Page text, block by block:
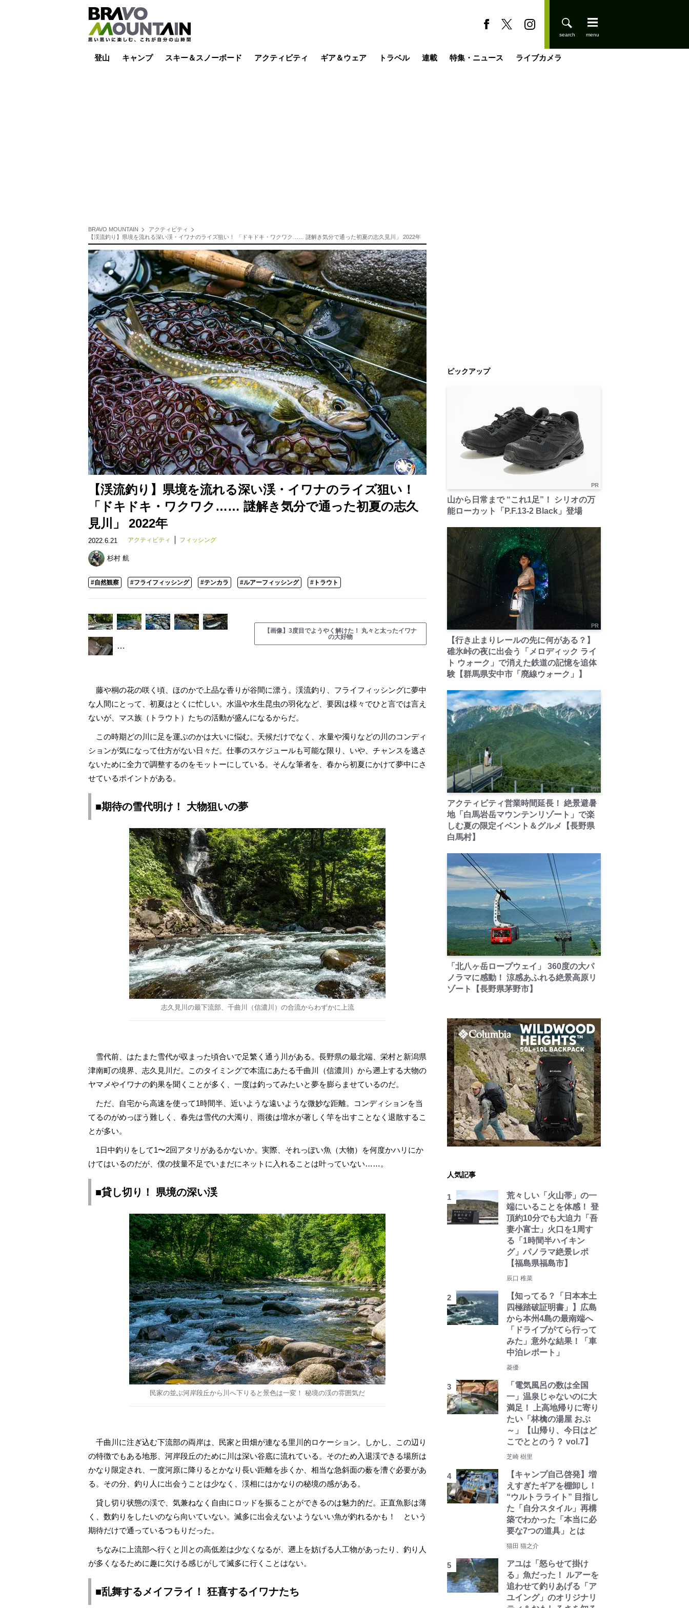
登山 キャンプ スキー＆スノーボード アクティビティ ギア＆ウェア トラベル 連載 特集・ニュース ライブカメラ
BRAVO MOUNTAIN
アクティビティ
【渓流釣り】県境を流れる深い渓・イワナのライズ狙い！ 「ドキドキ・ワクワク…… 謎解き気分で通った初夏の志久見川」 2022年
【渓流釣り】県境を流れる深い渓・イワナのライズ狙い！
「ドキドキ・ワクワク…… 謎解き気分で通った初夏の志久
見川」 2022年
2022.6.21 アクティビティ フィッシング
杉村 航
#自然観察 #フライフィッシング #テンカラ #ルアーフィッシング #トラウト
…
【画像】3度目でようやく解けた！ 丸々と太ったイワナ
の大好物
藤や桐の花の咲く頃、ほのかで上品な香りが谷間に漂う。渓流釣り、フライフィッシングに夢中
な人間にとって、初夏はとくに忙しい。水温や水生昆虫の羽化など、要因は様々でひと言では言え
ないが、マス族（トラウト）たちの活動が盛んになるからだ。
この時期どの川に足を運ぶのかは大いに悩む。天候だけでなく、水量や濁りなどの川のコンディ
ションが気になって仕方がない日々だ。仕事のスケジュールも可能な限り、いや、チャンスを逃さ
ないために全力で調整するのをモットーにしている。そんな筆者を、春から初夏にかけて夢中にさ
せているポイントがある。
■期待の雪代明け！ 大物狙いの夢
志久見川の最下流部、千曲川（信濃川）の合流からわずかに上流
雪代前、はたまた雪代が収まった頃合いで足繁く通う川がある。長野県の最北端、栄村と新潟県
津南町の境界、志久見川だ。このタイミングで本流にあたる千曲川（信濃川）から遡上する大物の
ヤマメやイワナの釣果を聞くことが多く、一度は釣ってみたいと夢を膨らませているのだ。
ただ、自宅から高速を使って1時間半、近いような遠いような微妙な距離。コンディションを当
てるのがめっぽう難しく、春先は雪代の大濁り、雨後は増水が著しく竿を出すことなく退散するこ
とが多い。
1日中釣りをして1〜2回アタリがあるかないか。実際、それっぽい魚（大物）を何度かハリにか
けてはいるのだが、僕の技量不足でいまだにネットに入れることは叶っていない……。
■貸し切り！ 県境の深い渓
民家の並ぶ河岸段丘から川へ下りると景色は一変！ 秘境の渓の雰囲気だ
千曲川に注ぎ込む下流部の両岸は、民家と田畑が連なる里川的ロケーション。しかし、この辺り
の特徴でもある地形、河岸段丘のために川は深い谷底に流れている。そのため入退渓できる場所は
かなり限定され、一度河原に降りるとかなり長い距離を歩くか、相当な急斜面の薮を漕ぐ必要があ
る。その分、釣り人に出会うことは少なく、渓相にはかなりの秘境の感がある。
貸し切り状態の渓で、気兼ねなく自由にロッドを振ることができるのは魅力的だ。正直魚影は薄
く、数釣りをしたいのなら向いていない。滅多に出会えないようないい魚が釣れるかも！ という
期待だけで通っているつもりだった。
ちなみに上流部へ行くと川との高低差は少なくなるが、遡上を妨げる人工物があったり、釣り人
が多くなるために趣に欠ける感じがして滅多に行くことはない。
■乱舞するメイフライ！ 狂喜するイワナたち
ピックアップ
PR
山から日常まで “これ1足”！ シリオの万
能ローカット「P.F.13-2 Black」登場
PR
【行き止まりレールの先に何がある？】
碓氷峠の夜に出会う「メロディック ライ
ト ウォーク」で消えた鉄道の記憶を追体
験【群馬県安中市「廃線ウォーク」】
PR
アクティビティ営業時間延長！ 絶景避暑
地「白馬岩岳マウンテンリゾート」で楽
しむ夏の限定イベント＆グルメ【長野県
白馬村】
PR
「北八ヶ岳ロープウェイ」 360度の大パ
ノラマに感動！ 涼感あふれる絶景高原リ
ゾート【長野県茅野市】
人気記事
荒々しい「火山帯」の一
端にいることを体感！ 登
頂約10分でも大迫力「吾
妻小富士」火口を1周す
る「1時間半ハイキン
グ」パノラマ絶景レポ
【福島県福島市】
辰口 稚菜
【知ってる？「日本本土
四極踏破証明書」】広島
から本州4島の最南端へ
「ドライブがてら行って
みた」意外な結果！「車
中泊レポート」
菱優
「電気風呂の数は全国
一」温泉じゃないのに大
満足！ 上高地帰りに寄り
たい「林檎の湯屋 おぶ
～」【山帰り、今日はど
こでととのう？ vol.7】
芝崎 樹里
【キャンプ自己啓発】増
えすぎたギアを棚卸し！
“ウルトラライト” 目指し
た「自分スタイル」再構
築でわかった「本当に必
要な7つの道具」とは
猫田 猫之介
アユは「怒らせて掛け
る」魚だった！ ルアーを
追わせて釣りあげる「ア
ユイング」のオリジナリ